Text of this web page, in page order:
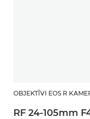
OBJEKTĪVI EOS R
RF 24-105mm